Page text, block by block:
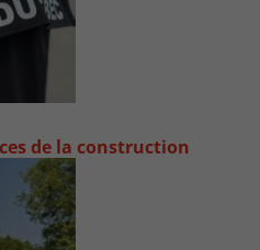
de la construction